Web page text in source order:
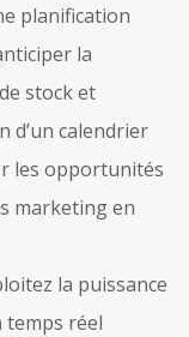
planification
la
stock et
d’un calendrier
les opportunités
marketing en
la puissance
temps réel